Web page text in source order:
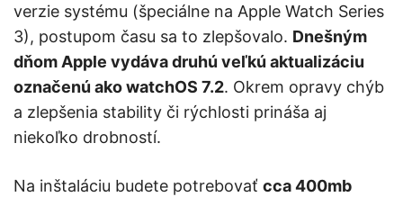
verzie systému (špeciálne na Apple Watch Series
3), postupom času sa to zlepšovalo. Dnešným
dňom Apple vydáva druhú veľkú aktualizáciu
označenú ako watchOS 7.2. Okrem opravy chýb
a zlepšenia stability či rýchlosti prináša aj
niekoľko drobností.
Na inštaláciu budete potrebovať cca 400mb